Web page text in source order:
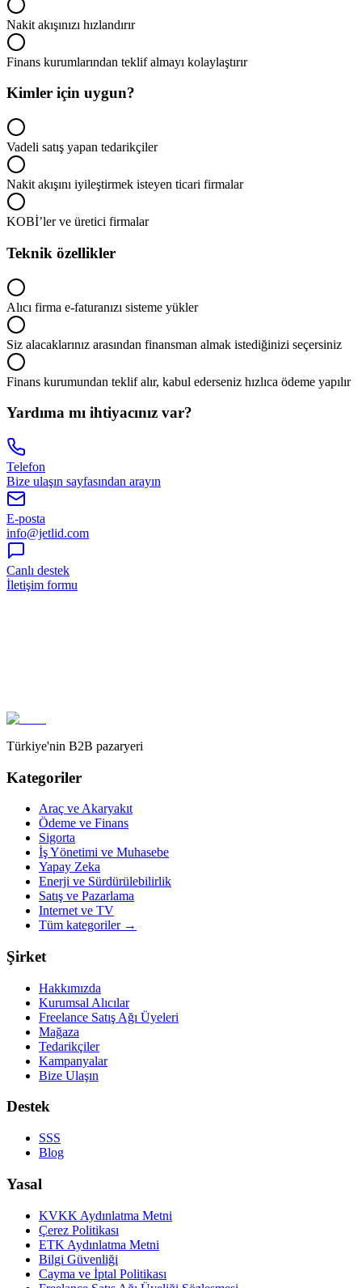
Nakit akışınızı hızlandırır
Finans kurumlarından teklif almayı kolaylaştırır
Kimler için uygun?
Vadeli satış yapan tedarikçiler
Nakit akışını iyileştirmek isteyen ticari firmalar
KOBİ’ler ve üretici firmalar
Teknik özellikler
Alıcı firma e-faturanızı sisteme yükler
Siz alacaklarınız arasından finansman almak istediğinizi seçersiniz
Finans kurumundan teklif alır, kabul ederseniz hızlıca ödeme yapılır
Yardıma mı ihtiyacınız var?
Telefon
Bize ulaşın sayfasından arayın
E-posta
info@jetlid.com
Canlı destek
İletişim formu
Türkiye'nin B2B pazaryeri
Kategoriler
Araç ve Akaryakıt
Ödeme ve Finans
Sigorta
İş Yönetimi ve Muhasebe
Yapay Zeka
Enerji ve Sürdürülebilirlik
Satış ve Pazarlama
Internet ve TV
Tüm kategoriler→
Şirket
Hakkımızda
Kurumsal Alıcılar
Freelance Satış Ağı Üyeleri
Mağaza
Tedarikçiler
Kampanyalar
Bize Ulaşın
Destek
SSS
Blog
Yasal
KVKK Aydınlatma Metni
Çerez Politikası
ETK Aydınlatma Metni
Bilgi Güvenliği
Cayma ve İptal Politikası